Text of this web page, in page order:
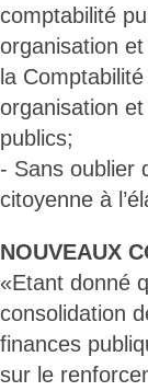
comptabilité
organisation
la
organisation
publics;
- Sans oublier
citoyenne à
NOUVEAUX
«Etant donné
consolidation
finances
sur le